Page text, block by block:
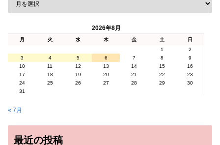
2026年8月
月 火 水 木 金 土
日
1
2
3
4 5 6 7 8
9
10
11 12 13 14 15
16
17
18 19 20 21 22
23
24
25 26 27 28 29
30
31
« 7月
最近の投稿